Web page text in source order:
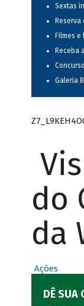
Sextas
Reserva
Filmes
Receba
Galeria
do
da
Ações
DÊ SUA